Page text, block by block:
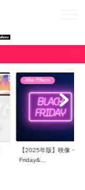
After Effects
【2025年版】映像・
Friday&...